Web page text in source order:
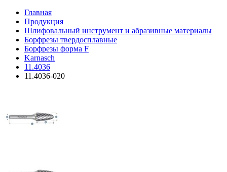
Главная
Продукция
Шлифовальный инструмент и абразивные материалы
Борфрезы твердосплавные
Борфрезы форма F
Karnasch
11.4036
11.4036-020